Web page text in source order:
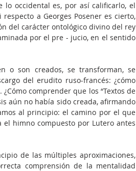
lo occidental es, por así calificarlo, el
a Georges Posener es cierto,
del carácter ontológico divino del rey
por el pre - jucio, en el sentido
o son creados, se transforman, se
del erudito ruso-francés: ¿cómo
comprender que los “Textos de
aún no había sido creada, afirmando
al principio: el camino por el que
el himno compuesto por Lutero antes
de las múltiples aproximaciones,
comprensión de la mentalidad